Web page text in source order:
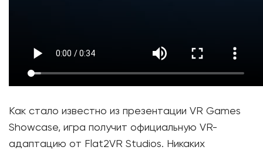
Как стало известно из презентации VR Games
Showcase, игра получит официальную VR-
адаптацию от Flat2VR Studios. Никаких